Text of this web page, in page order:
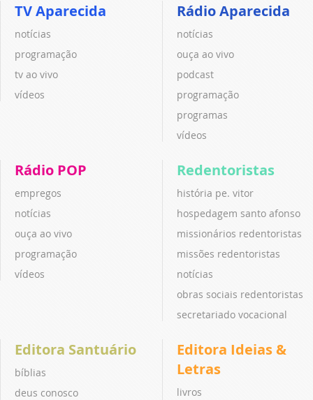
TV Aparecida
notícias
programação
tv ao vivo
vídeos
Rádio Aparecida
notícias
ouça ao vivo
podcast
programação
programas
vídeos
Rádio POP
empregos
notícias
ouça ao vivo
programação
vídeos
Redentoristas
história pe. vitor
hospedagem santo afonso
missionários redentoristas
missões redentoristas
notícias
obras sociais redentoristas
secretariado vocacional
Editora Santuário
bíblias
deus conosco
Editora Ideias &
Letras
livros